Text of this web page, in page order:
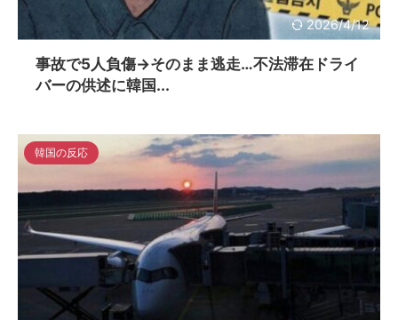
2026/4/12
事故で5人負傷→そのまま逃走…不法滞在ドライ
バーの供述に韓国...
韓国の反応